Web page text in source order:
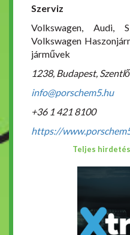
Szerviz
Volkswagen, Audi,
Volkswagen
járművek
1238, Budapest,
info@porschem5.hu
+36 1 421 8100
https://
Teljes